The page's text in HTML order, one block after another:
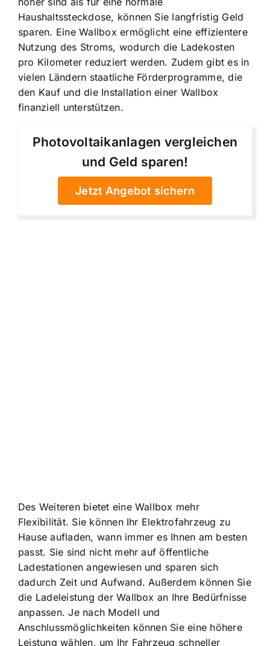
Haushaltssteckdose, können Sie langfristig Geld
sparen. EineWallbox ermöglicht eine effizientere
Nutzung des Stroms, wodurch die Ladekosten
pro Kilometer reduziert werden. Zudem gibt es in
vielen Ländern staatliche Förderprogramme, die
den Kauf und die Installation einer Wallbox
finanziell unterstützen.
Photovoltaikanlagen vergleichen
und Geld sparen!
Jetzt Angebot sichern
Des Weiteren bietet eine Wallbox mehr
Flexibilität. Sie können Ihr Elektrofahrzeug zu
Hause aufladen, wann immer es Ihnen am besten
passt. Sie sind nicht mehr auf öffentliche
Ladestationen angewiesen und sparen sich
dadurch Zeit und Aufwand. Außerdem können Sie
die Ladeleistung der Wallbox an Ihre Bedürfnisse
anpassen. Je nach Modell und
Anschlussmöglichkeiten können Sie eine höhere
Leistung wählen, um Ihr Fahrzeug schneller